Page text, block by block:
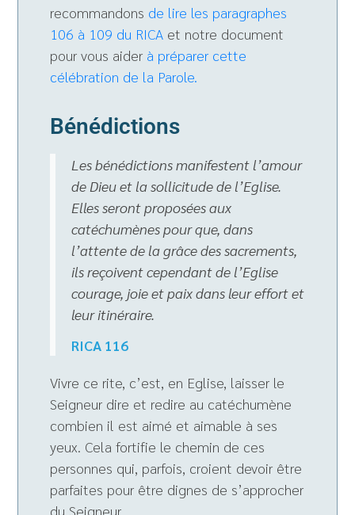
recommandons de lire les paragraphes
106 à 109 du RICA et notre document
pour vous aider à préparer cette
célébration de la Parole.
Bénédictions
Les bénédictions manifestent l’amour
de Dieu et la sollicitude de l’Eglise.
Elles seront proposées aux
catéchumènes pour que, dans
l’attente de la grâce des sacrements,
ils reçoivent cependant de l’Eglise
courage, joie et paix dans leur effort et
leur itinéraire.
RICA 116
Vivre ce rite, c’est, en Eglise, laisser le
Seigneur dire et redire au catéchumène
combien il est aimé et aimable à ses
yeux. Cela fortifie le chemin de ces
personnes qui, parfois, croient devoir être
parfaites pour être dignes de s’approcher
du Seigneur.